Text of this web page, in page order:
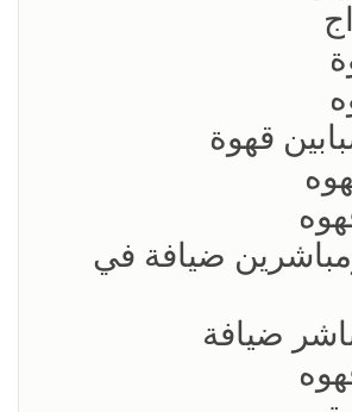
قهوة
ضيافة في
ضيافة